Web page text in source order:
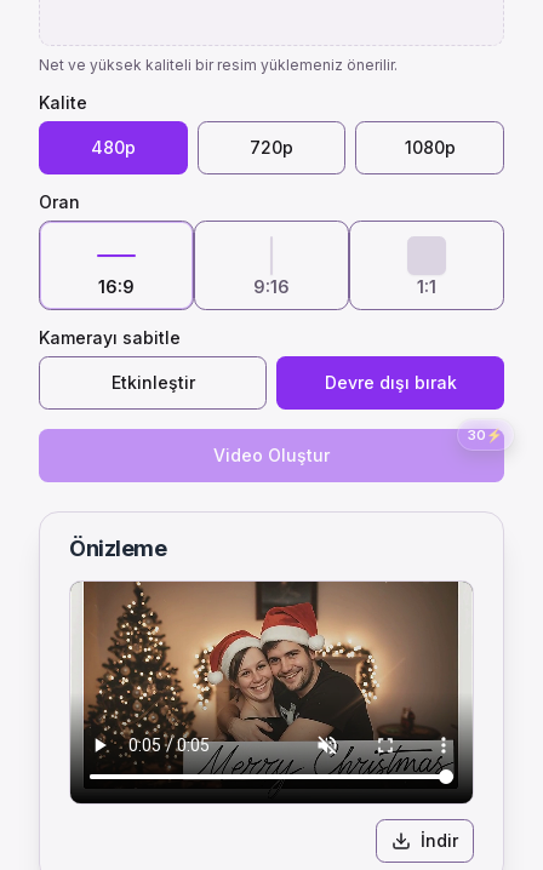
Net ve yüksek kaliteli bir resim yüklemeniz önerilir.
Kalite
480p 720p 1080p
Oran
16:9 9:16 1:1
Kamerayı sabitle
Etkinleştir Devre dışı bırak
30 ⚡
Video Oluştur
Önizleme
İndir